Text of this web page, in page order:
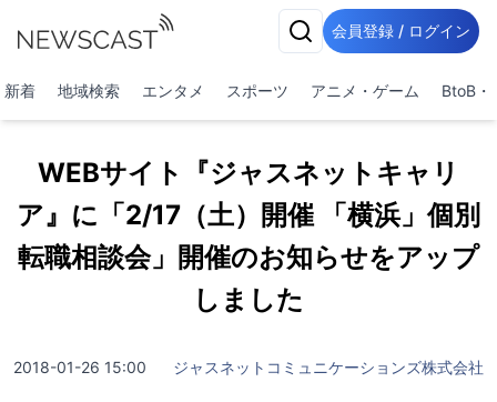
会員登録 / ログイン
新着 地域検索 エンタメ スポーツ アニメ・ゲーム BtoB・
WEBサイト『ジャスネットキャリ
ア』に「2/17（土）開催 「横浜」個別
転職相談会」開催のお知らせをアップ
しました
2018-01-26 15:00 ジャスネットコミュニケーションズ株式会社